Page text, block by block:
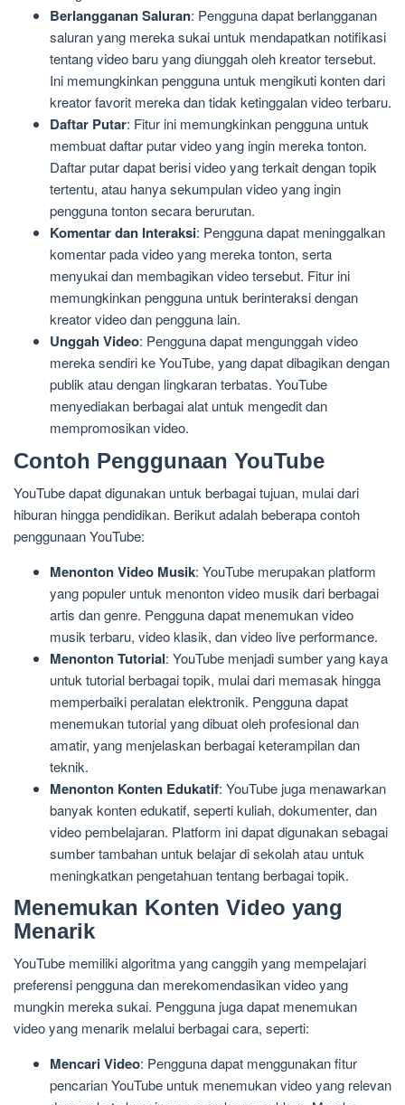
Berlangganan Saluran: Pengguna dapat berlangganan
saluran yang mereka sukai untuk mendapatkan notifikasi
tentang video baru yang diunggah oleh kreator tersebut.
Ini memungkinkan pengguna untuk mengikuti konten dari
kreator favorit mereka dan tidak ketinggalan video terbaru.
Daftar Putar: Fitur ini memungkinkan pengguna untuk
membuat daftar putar video yang ingin mereka tonton.
Daftar putar dapat berisi video yang terkait dengan topik
tertentu, atau hanya sekumpulan video yang ingin
pengguna tonton secara berurutan.
Komentar dan Interaksi: Pengguna dapat meninggalkan
komentar pada video yang mereka tonton, serta
menyukai dan membagikan video tersebut. Fitur ini
memungkinkan pengguna untuk berinteraksi dengan
kreator video dan pengguna lain.
Unggah Video: Pengguna dapat mengunggah video
mereka sendiri ke YouTube, yang dapat dibagikan dengan
publik atau dengan lingkaran terbatas. YouTube
menyediakan berbagai alat untuk mengedit dan
mempromosikan video.
Contoh Penggunaan YouTube
YouTube dapat digunakan untuk berbagai tujuan, mulai dari
hiburan hingga pendidikan. Berikut adalah beberapa contoh
penggunaan YouTube:
Menonton Video Musik: YouTube merupakan platform
yang populer untuk menonton video musik dari berbagai
artis dan genre. Pengguna dapat menemukan video
musik terbaru, video klasik, dan video live performance.
Menonton Tutorial: YouTube menjadi sumber yang kaya
untuk tutorial berbagai topik, mulai dari memasak hingga
memperbaiki peralatan elektronik. Pengguna dapat
menemukan tutorial yang dibuat oleh profesional dan
amatir, yang menjelaskan berbagai keterampilan dan
teknik.
Menonton Konten Edukatif: YouTube juga menawarkan
banyak konten edukatif, seperti kuliah, dokumenter, dan
video pembelajaran. Platform ini dapat digunakan sebagai
sumber tambahan untuk belajar di sekolah atau untuk
meningkatkan pengetahuan tentang berbagai topik.
Menemukan Konten Video yang
Menarik
YouTube memiliki algoritma yang canggih yang mempelajari
preferensi pengguna dan merekomendasikan video yang
mungkin mereka sukai. Pengguna juga dapat menemukan
video yang menarik melalui berbagai cara, seperti:
Mencari Video: Pengguna dapat menggunakan fitur
pencarian YouTube untuk menemukan video yang relevan